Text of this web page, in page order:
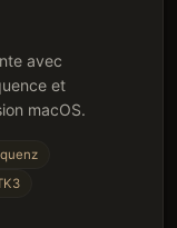
avec
et
macOS.